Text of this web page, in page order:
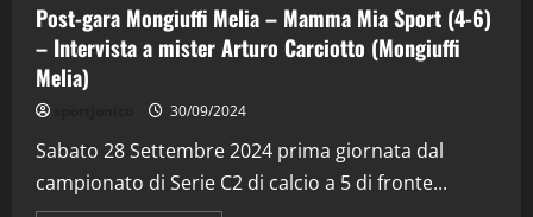
Post-gara Mongiuffi Melia – Mamma Mia Sport (4-6)
– Intervista a mister Arturo Carciotto (Mongiuffi
Melia)
30/09/2024
Sabato 28 Settembre 2024 prima giornata dal
campionato di Serie C2 di calcio a 5 di fronte...
2
“SportEmpire” in Podcast: 29^ Puntata
(Martedi 28 Aprile 2026)
28/04/2026